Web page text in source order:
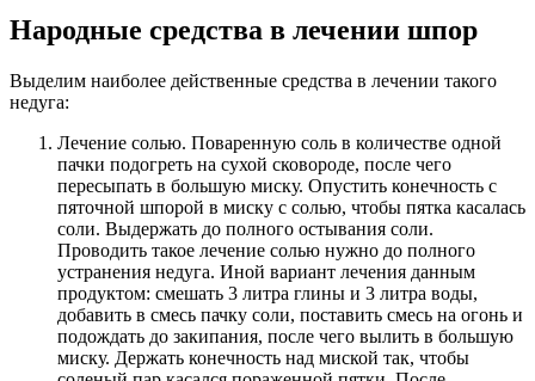
Народные средства в лечении шпор
Выделим наиболее действенные средства в лечении такого
недуга:
Лечение солью. Поваренную соль в количестве одной
пачки подогреть на сухой сковороде, после чего
пересыпать в большую миску. Опустить конечность с
пяточной шпорой в миску с солью, чтобы пятка касалась
соли. Выдержать до полного остывания соли.
Проводить такое лечение солью нужно до полного
устранения недуга. Иной вариант лечения данным
продуктом: смешать 3 литра глины и 3 литра воды,
добавить в смесь пачку соли, поставить смесь на огонь и
подождать до закипания, после чего вылить в большую
миску. Держать конечность над миской так, чтобы